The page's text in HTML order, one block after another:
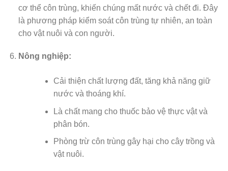
cơ thể côn trùng, khiến chúng mất nước và chết đi. Đây
là phương pháp kiểm soát côn trùng tự nhiên, an toàn
cho vật nuôi và con người.
Nông nghiệp:
Cải thiện chất lượng đất, tăng khả năng giữ
nước và thoáng khí.
Là chất mang cho thuốc bảo vệ thực vật và
phân bón.
Phòng trừ côn trùng gây hại cho cây trồng và
vật nuôi.